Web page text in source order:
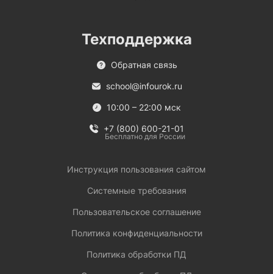
Техподдержка
Обратная связь
school@infourok.ru
10:00 – 22:00 мск
+7 (800) 600-21-01
Бесплатно для России
Инструкция пользования сайтом
Системные требования
Пользовательское соглашение
Политика конфиденциальности
Политика обработки ПД